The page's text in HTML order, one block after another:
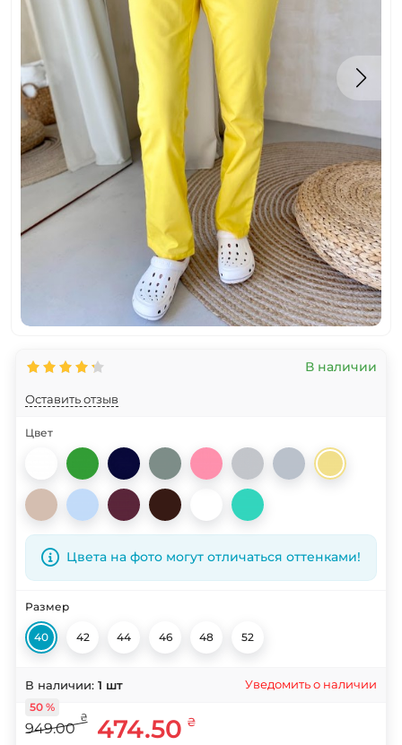
Оставить отзыв
В наличии
Цвет
Цвета на фото могут отличаться оттенками!
Размер
40 42 44 46 48 52
В наличии: 1 шт Уведомить о наличии
949.00
₴ 474.50 ₴
50 %